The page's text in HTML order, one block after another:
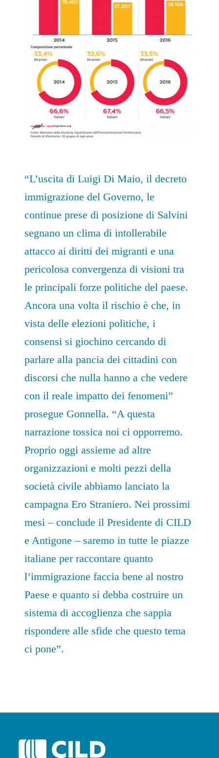
“L’uscita di Luigi Di Maio, il decreto
immigrazione del Governo, le
continue prese di posizione di Salvini
segnano un clima di intollerabile
attacco ai diritti dei migranti e una
pericolosa convergenza di visioni tra
le principali forze politiche del paese.
Ancora una volta il rischio è che, in
vista delle elezioni politiche, i
consensi si giochino cercando di
parlare alla pancia dei cittadini con
discorsi che nulla hanno a che vedere
con il reale impatto dei fenomeni”
prosegue Gonnella. “A questa
narrazione tossica noi ci opporremo.
Proprio oggi assieme ad altre
organizzazioni e molti pezzi della
società civile abbiamo lanciato la
campagnaEro Straniero. Nei prossimi
mesi – conclude il Presidente di CILD
e Antigone – saremo in tutte le piazze
italiane per raccontare quanto
l’immigrazione faccia bene al nostro
Paese e quanto si debba costruire un
sistema di accoglienza che sappia
rispondere alle sfide che questo tema
ci pone”.
POST